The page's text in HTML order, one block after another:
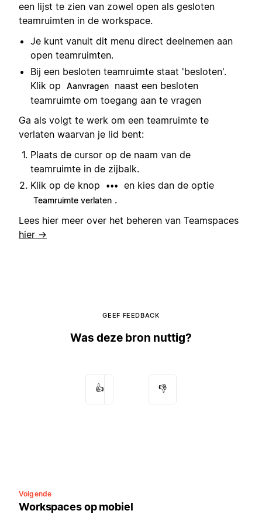
een lijst te zien van zowel open als gesloten
teamruimten in de workspace.
Je kunt vanuit dit menu direct deelnemen aan
open teamruimten.
Bij een besloten teamruimte staat 'besloten'.
Klik op
Aanvragen
naast een besloten
teamruimte om toegang aan te vragen
Ga als volgt te werk om een teamruimte te
verlaten waarvan je lid bent:
Plaats de cursor op de naam van de
teamruimte in de zijbalk.
Klik op de knop
••• en kies dan de optie
Teamruimte verlaten .
Lees hier meer over het beheren van Teamspaces
hier →
GEEF FEEDBACK
Was deze bron nuttig?
👍 👎
Volgende
Workspaces op mobiel